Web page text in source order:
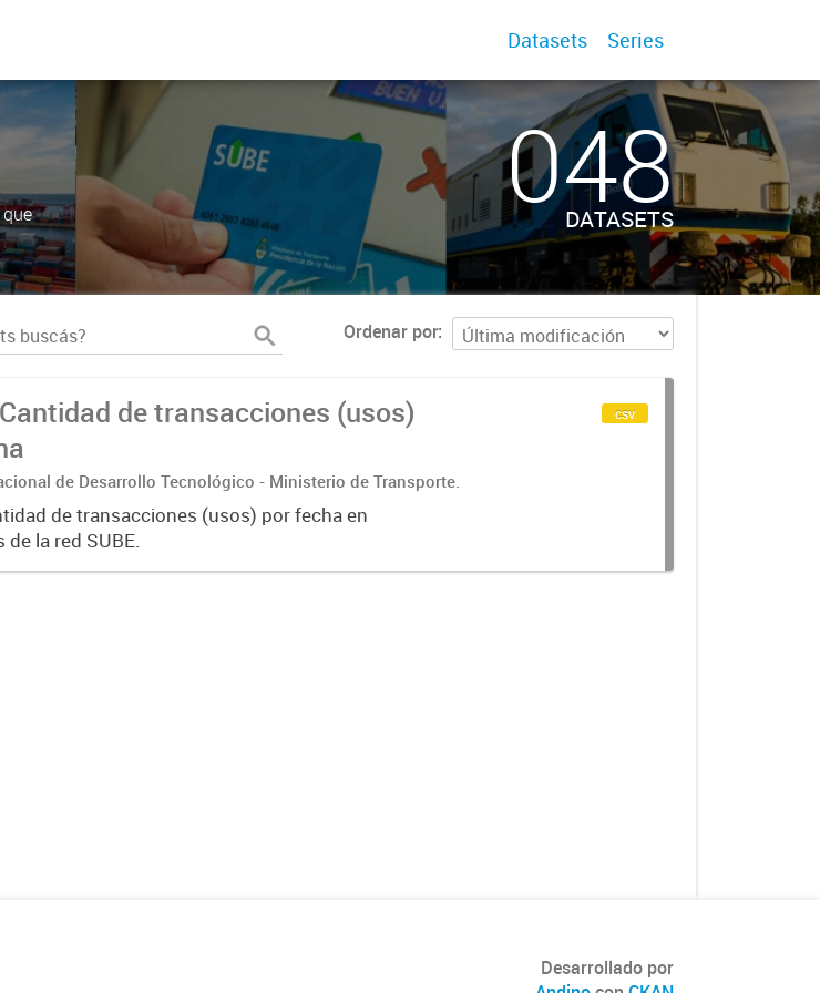
Datasets Series
048
DATASETS
Ordenar por
de transacciones (usos)
de Desarrollo Tecnológico - Ministerio de Transporte.
de transacciones (usos) por fecha en
de la red SUBE.
csv
Desarrollado por